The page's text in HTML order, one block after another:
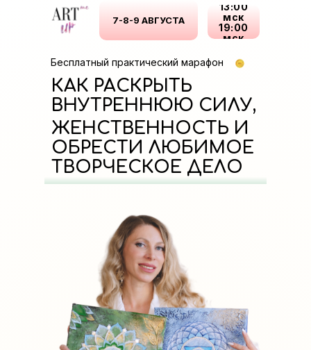
13:00
мск
19:00
мск
ЖЕНСТВЕННОСТЬ И
ОБРЕСТИ ЛЮБИМОЕ
ТВОРЧЕСКОЕ ДЕЛО
КАК РАСКРЫТЬ
ВНУТРЕННЮЮ СИЛУ,
Бесплатный практический марафон
7-8-9 АВГУСТА